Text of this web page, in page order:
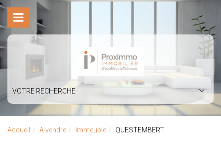
VOTRE RECHERCHE
Accueil A vendre Immeuble QUESTEMBERT